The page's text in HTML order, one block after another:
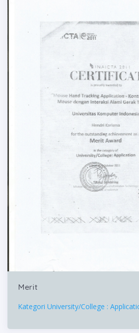
Merit
Kategori University/College :